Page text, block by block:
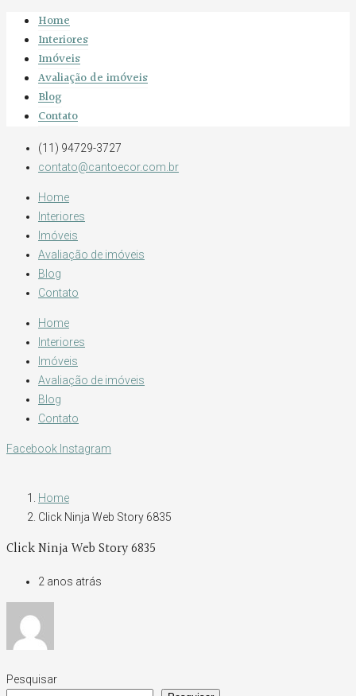
Home
Interiores
Imóveis
Avaliação de imóveis
Blog
Contato
(11) 94729-3727
contato@cantoecor.com.br
Home
Interiores
Imóveis
Avaliação de imóveis
Blog
Contato
Home
Interiores
Imóveis
Avaliação de imóveis
Blog
Contato
Facebook Instagram
Home
Click Ninja Web Story 6835
Click Ninja Web Story 6835
2 anos atrás
Pesquisar